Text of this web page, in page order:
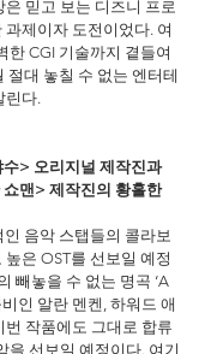
믿고 보는 디즈니 프로
제이자 도전이었다. 여
한 CGI 기술까지 곁들여
절대 놓칠 수 없는 엔터테
린다.
> 오리지널 제작진과
맨> 제작진의 황홀한
음악 스탭들의 콜라보
은 OST를 선보일 예정
빼놓을 수 없는 명곡 ‘A
인 알란 멘켄, 하워드 애
번 작품에도 그대로 합류
을 선보일 예정이다. 여기